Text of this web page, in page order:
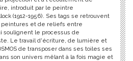
introduit par le peintre
(1912-1956). Ses tags se retrouvent
peintures et de reliefs entre
soulignent le processus de
Le travail d'écriture, de lumière et
de transposer dans ses toiles ses
son univers mêlant à la fois magie et